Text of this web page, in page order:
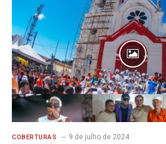
COBERTURAS 9 de julho de 2024